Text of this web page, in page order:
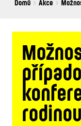
You
Domů Akce
rodinou